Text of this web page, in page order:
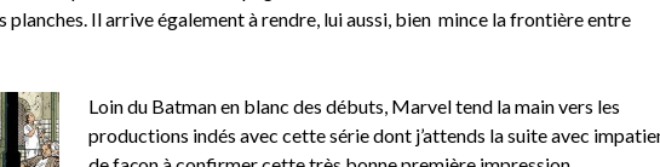
planches. Il arrive également à rendre, lui aussi, bien mince la frontière entre
Loin du Batman en blanc des débuts, Marvel tend la main vers les
productions indés avec cette série dont j’attends la suite avec